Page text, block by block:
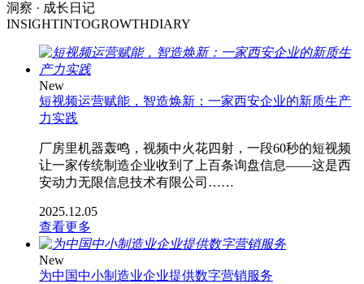
洞察 · 成长日记
INSIGHTINTOGROWTHDIARY
New
短视频运营赋能，智造焕新：一家西安企业的新质生产
力实践
厂房里机器轰鸣，视频中火花四射，一段60秒的短视频
让一家传统制造企业收到了上百条询盘信息——这是西
安动力无限信息技术有限公司……
2025.12.05
查看更多
New
为中国中小制造业企业提供数字营销服务